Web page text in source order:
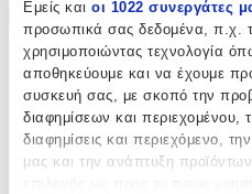
Εμείς και οι 1022 συνεργάτες
προσωπικά σας δεδομένα, π.χ.
χρησιμοποιώντας τεχνολογία
αποθηκεύουμε και να έχουμε
συσκευή σας, με σκοπό την
διαφημίσεων και περιεχομένου,
διαφημίσεις και περιεχόμενο,
μας και την ανάπτυξη
Χαρακτηριστικά
Κατασκευαστής:
Argy Toys